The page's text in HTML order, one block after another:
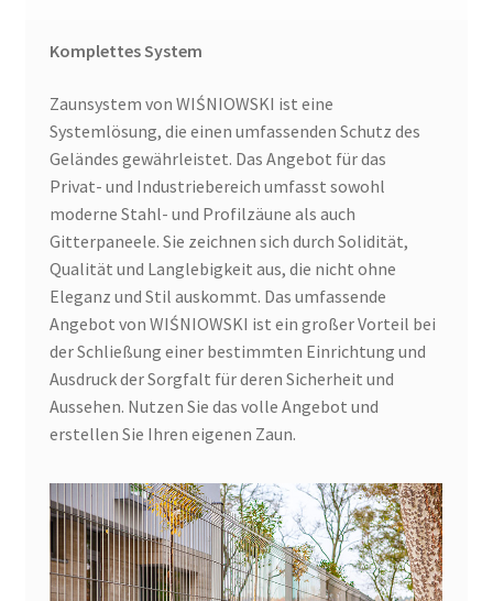
Komplettes System
Zaunsystem von WIŚNIOWSKI ist eine
Systemlösung, die einen umfassenden Schutz des
Geländes gewährleistet. Das Angebot für das
Privat- und Industriebereich umfasst sowohl
moderne Stahl- und Profilzäune als auch
Gitterpaneele. Sie zeichnen sich durch Solidität,
Qualität und Langlebigkeit aus, die nicht ohne
Eleganz und Stil auskommt. Das umfassende
Angebot von WIŚNIOWSKI ist ein großer Vorteil bei
der Schließung einer bestimmten Einrichtung und
Ausdruck der Sorgfalt für deren Sicherheit und
Aussehen. Nutzen Sie das volle Angebot und
erstellen Sie Ihren eigenen Zaun.